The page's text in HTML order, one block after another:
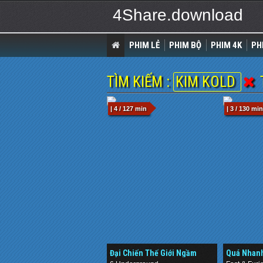
4Share.download
PHIM LẺ PHIM BỘ PHIM 4K
TÌM KIẾM : KIM KOLD
| 4 / 127 min
Đại Chiến Thế Giới Ngầm
| 3 / 130 min
Quá